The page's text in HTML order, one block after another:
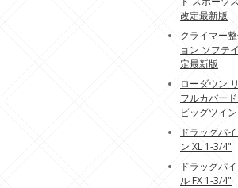
改定最新版
クライマー
ョン ソフテ
定最新版
ローダウン
フルカバー
ビッグツイ
ドラッグパ
ン XL 1-3/4"
ドラッグパ
ル FX 1-3/4"